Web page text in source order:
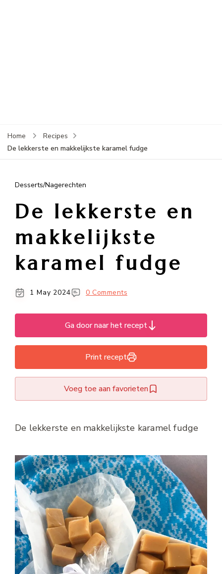
Home
Recipes
De lekkerste en makkelijkste karamel fudge
Desserts/Nagerechten
De lekkerste en
makkelijkste
karamel fudge
1 May 2024 0 Comments
Ga door naar het recept
Print recept
Voeg toe aan favorieten
De lekkerste en makkelijkste karamel fudge